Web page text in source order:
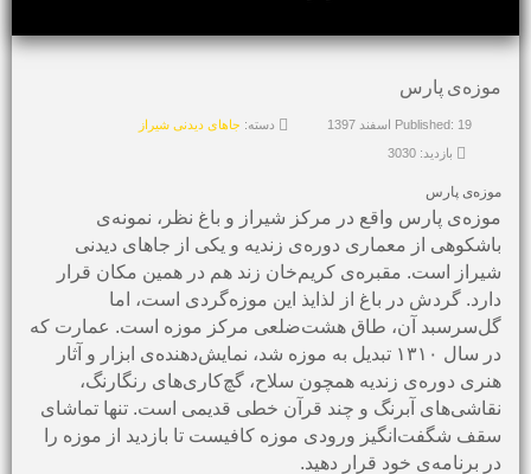
موزه‌ی پارس
Published: 19 اسفند 1397 دسته: جاهای دیدنی شیراز
بازدید: 3030
موزه‌ی پارس
موزه‌ی پارس واقع در مرکز شیراز و باغ نظر، نمونه‌ی
باشکوهی از معماری دوره‌ی زندیه و یکی از جاهای دیدنی
شیراز است. مقبره‌ی کریم‌‌خان زند هم در همین مکان قرار
دارد. گردش در باغ از لذایذ این موزه‌گردی است، اما
گل‌سرسبد آن، طاق هشت‌ضلعی مرکز موزه است. عمارت که
در سال ۱۳۱۰ تبدیل به موزه شد، نمایش‌دهنده‌ی ابزار و آثار
هنری دوره‌ی زندیه همچون سلاح، گچ‌کاری‌های رنگارنگ،
نقاشی‌های آبرنگ و چند قرآن خطی قدیمی است. تنها تماشای
سقف شگفت‌انگیز ورودی موزه کافیست تا بازدید از موزه را
در برنامه‌‌ی خود قرار دهید.